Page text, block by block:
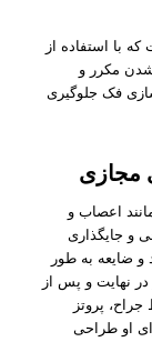
با استفاده از
مکرر و
فک جلوگیری
مجازی
اعصاب و
و جایگذاری
ضایعه به طور
نهایت و پس از
پروتز
او طراحی